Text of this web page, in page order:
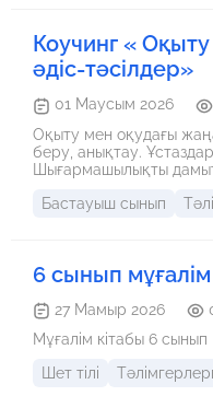
Коучинг «
әдіс-тәсілдер»
01 Маусым 2026
Оқыту мен оқудағы жаңа
беру, анықтау. Ұстаздардың өзара
Шығармашылықты
Бастауыш сынып
6 сынып мұғалім
27 Мамыр 2026
Мұғалім кітабы 6 сынып
Шет тілі